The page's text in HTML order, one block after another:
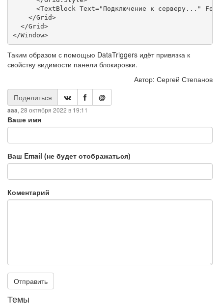
<TextBlock Text="Подключение к серверу..."
</Grid>
</Grid>
</Window>
Таким образом с помощью DataTriggers идёт привязка к
свойству видимости панели блокировки.
Автор: Сергей Степанов
Поделиться
@
aaa, 28 октября 2022 в 19:11
Ваше имя
Ваш Email (не будет отображаться)
Коментарий
Темы